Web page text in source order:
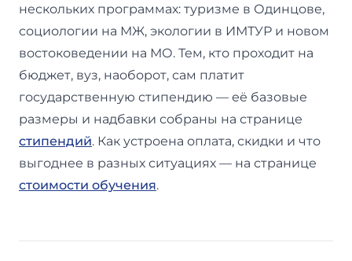
нескольких программах: туризме в Одинцове,
социологии на МЖ, экологии в ИМТУР и новом
востоковедении на МО. Тем, кто проходит на
бюджет, вуз, наоборот, сам платит
государственную стипендию — её базовые
размеры и надбавки собраны на странице
стипендий. Как устроена оплата, скидки и что
выгоднее в разных ситуациях — на странице
стоимости обучения.